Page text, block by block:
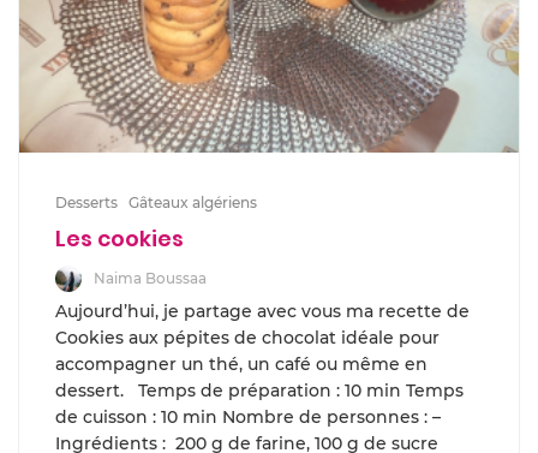
Desserts Gâteaux algériens
Les cookies
Naima Boussaa
Aujourd’hui, je partage avec vous ma recette de
Cookies aux pépites de chocolat idéale pour
accompagner un thé, un café ou même en
dessert. Temps de préparation : 10 min Temps
de cuisson : 10 min Nombre de personnes : –
Ingrédients : 200 g de farine, 100 g de sucre